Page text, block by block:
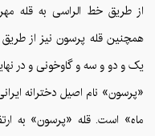
از طریق خط الراسی به قله
همچنین قله پرسون نیز از
یک و دو و سه و گاوخونی و در
«پرسون» نام اصیل دخترانه